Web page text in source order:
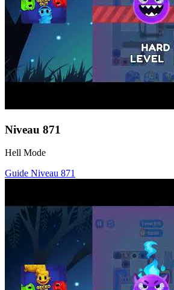
Niveau 871
Hell Mode
Guide Niveau 871